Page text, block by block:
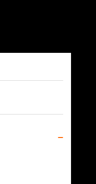
„Radstation-